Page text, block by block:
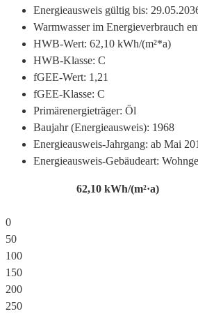
Energieausweis gültig bis:
Warmwasser im Energieverbrauch
HWB-Wert: 62,10 kWh/(m²*a)
HWB-Klasse: C
fGEE-Wert: 1,21
fGEE-Klasse: C
Primärenergieträger: Öl
Baujahr (Energieausweis): 1968
Energieausweis-Jahrgang: ab Mai
Energieausweis-Gebäudeart:
62,10kWh/(m²·a)
0
50
100
150
200
250